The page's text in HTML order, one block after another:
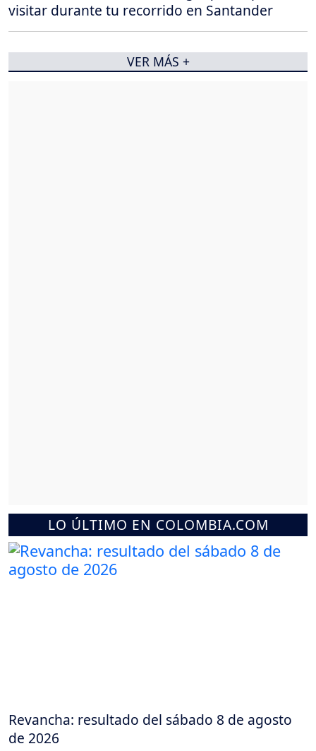
LO ÚLTIMO EN COLOMBIA.COM
Revancha: resultado del sábado 8 de agosto
de 2026
visitar durante tu recorrido en Santander
VER MÁS +